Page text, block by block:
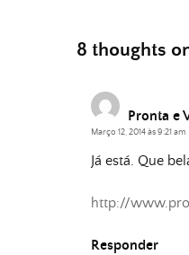
8 thoughts
Pronta e
Março 12, 2014 às 9:21 am
Já está. Que
http://
Responder